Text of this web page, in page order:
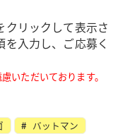
クリックして表示さ
入力し、ご応募く
いただいております。
バットマン